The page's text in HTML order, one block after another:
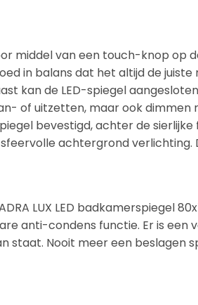
middel van een touch-knop
in balans dat het altijd de
kan de LED-spiegel
of uitzetten, maar ook
bevestigd, achter de
achtergrond verlichting.
LUX LED
anti-condens functie. Er is
staat. Nooit meer een beslagen